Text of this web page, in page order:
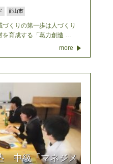
郡山市
くりの第一歩は人づくり
を育成する「葛力創造 …
more
中級「マネジメ